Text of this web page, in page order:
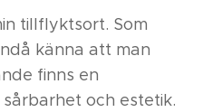
tillflyktsort. Som
känna att man
finns en
och estetik.